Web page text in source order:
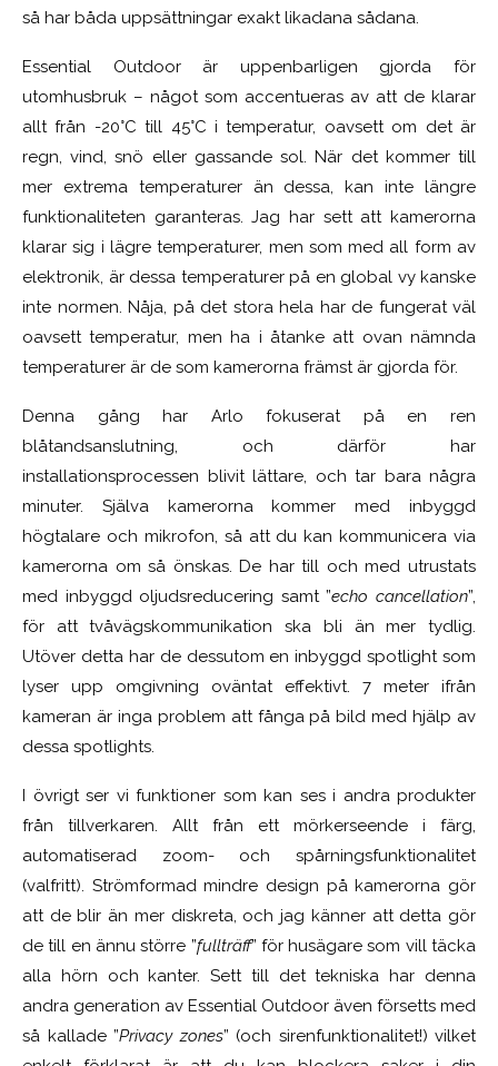
så har båda uppsättningar exakt likadana sådana.
Essential Outdoor är uppenbarligen gjorda för
utomhusbruk – något som accentueras av att de klarar
allt från -20°C till 45°C i temperatur, oavsett om det är
regn, vind, snö eller gassande sol. När det kommer till
mer extrema temperaturer än dessa, kan inte längre
funktionaliteten garanteras. Jag har sett att kamerorna
klarar sig i lägre temperaturer, men som med all form av
elektronik, är dessa temperaturer på en global vy kanske
inte normen. Nåja, på det stora hela har de fungerat väl
oavsett temperatur, men ha i åtanke att ovan nämnda
temperaturer är de som kamerorna främst är gjorda för.
Denna gång har Arlo fokuserat på en ren
blåtandsanslutning, och därför har
installationsprocessen blivit lättare, och tar bara några
minuter. Själva kamerorna kommer med inbyggd
högtalare och mikrofon, så att du kan kommunicera via
kamerorna om så önskas. De har till och med utrustats
med inbyggd oljudsreducering samt ”echo cancellation”,
för att tvåvägskommunikation ska bli än mer tydlig.
Utöver detta har de dessutom en inbyggd spotlight som
lyser upp omgivning oväntat effektivt. 7 meter ifrån
kameran är inga problem att fånga på bild med hjälp av
dessa spotlights.
I övrigt ser vi funktioner som kan ses i andra produkter
från tillverkaren. Allt från ett mörkerseende i färg,
automatiserad zoom- och spårningsfunktionalitet
(valfritt). Strömformad mindre design på kamerorna gör
att de blir än mer diskreta, och jag känner att detta gör
de till en ännu större ”fullträff” för husägare som vill täcka
alla hörn och kanter. Sett till det tekniska har denna
andra generation av Essential Outdoor även försetts med
så kallade ”Privacy zones” (och sirenfunktionalitet!) vilket